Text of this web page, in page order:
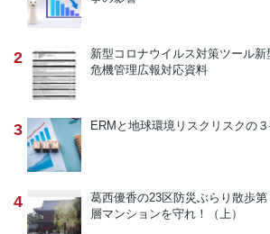
2 新型コロナウイルス対策ツール新
危機管理広報対応資料
3 ERMと地球環境リスク リスクの
4 葛西優香の23区防災ぶらり散歩第
層マンションを守れ！（上）